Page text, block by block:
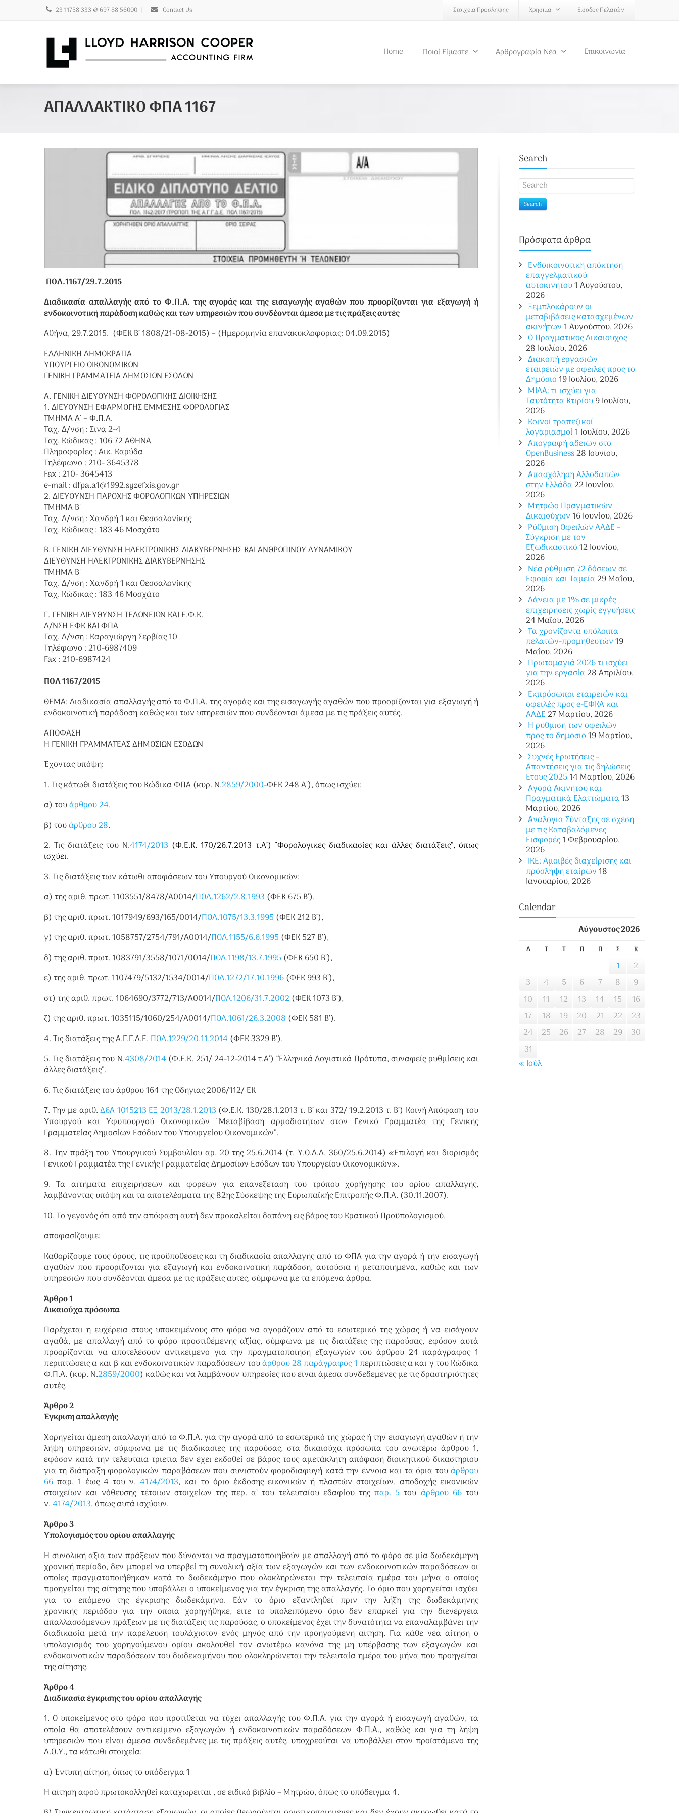
23 11758 333 & 697 88 56000 | Contact Us Στοιχεια Προσληψης Χρήσιμα Εισοδος Πελατών
Home Ποιοί Είμαστε Αρθρογραφία Νέα Επικοινωνία
ΑΠΑΛΛΑΚΤΙΚΟ ΦΠΑ 1167
ΠΟΛ.1167/29.7.2015
Διαδικασία απαλλαγής από το Φ.Π.Α. της αγοράς και της εισαγωγής αγαθών που προορίζονται για εξαγωγή ή
ενδοκοινοτική παράδοση καθώς και των υπηρεσιών που συνδέονται άμεσα με τις πράξεις αυτές
Αθήνα, 29.7.2015. (ΦΕΚ Β’ 1808/21-08-2015) – (Ημερομηνία επανακυκλοφορίας: 04.09.2015)
ΕΛΛΗΝΙΚΗ ΔΗΜΟΚΡΑΤΙΑ
ΥΠΟΥΡΓΕΙΟ ΟΙΚΟΝΟΜΙΚΩΝ
ΓΕΝΙΚΗ ΓΡΑΜΜΑΤΕΙΑ ΔΗΜΟΣΙΩΝ ΕΣΟΔΩΝ
Α. ΓΕΝΙΚΗ ΔΙΕΥΘΥΝΣΗ ΦΟΡΟΛΟΓΙΚΗΣ ΔΙΟΙΚΗΣΗΣ
1. ΔΙΕΥΘΥΝΣΗ ΕΦΑΡΜΟΓΗΣ ΕΜΜΕΣΗΣ ΦΟΡΟΛΟΓΙΑΣ
ΤΜΗΜΑ Α΄ – Φ.Π.Α.
Ταχ. Δ/νση : Σίνα 2-4
Ταχ. Κώδικας : 106 72 ΑΘΗΝΑ
Πληροφορίες : Αικ. Καρύδα
Τηλέφωνο : 210- 3645378
Fax : 210- 3645413
e-mail : dfpa.a1@1992.syzefxis.gov.gr
2. ΔΙΕΥΘΥΝΣΗ ΠΑΡΟΧΗΣ ΦΟΡΟΛΟΓΙΚΩΝ ΥΠΗΡΕΣΙΩΝ
ΤΜΗΜΑ Β΄
Ταχ. Δ/νση : Χανδρή 1 και Θεσσαλονίκης
Ταχ. Κώδικας : 183 46 Μοσχάτο
Β. ΓΕΝΙΚΗ ΔΙΕΥΘΥΝΣΗ ΗΛΕΚΤΡΟΝΙΚΗΣ ΔΙΑΚΥΒΕΡΝΗΣΗΣ ΚΑΙ ΑΝΘΡΩΠΙΝΟΥ ΔΥΝΑΜΙΚΟΥ
ΔΙΕΥΘΥΝΣΗ ΗΛΕΚΤΡΟΝΙΚΗΣ ΔΙΑΚΥΒΕΡΝΗΣΗΣ
ΤΜΗΜΑ Β΄
Ταχ. Δ/νση : Χανδρή 1 και Θεσσαλονίκης
Ταχ. Κώδικας : 183 46 Μοσχάτο
Γ. ΓΕΝΙΚΗ ΔΙΕΥΘΥΝΣΗ ΤΕΛΩΝΕΙΩΝ ΚΑΙ Ε.Φ.Κ.
Δ/ΝΣΗ ΕΦΚ ΚΑΙ ΦΠΑ
Ταχ. Δ/νση : Καραγιώργη Σερβίας 10
Τηλέφωνο : 210-6987409
Fax : 210-6987424
ΠΟΛ 1167/2015
ΘΕΜΑ: Διαδικασία απαλλαγής από το Φ.Π.Α. της αγοράς και της εισαγωγής αγαθών που προορίζονται για εξαγωγή ή
ενδοκοινοτική παράδοση καθώς και των υπηρεσιών που συνδέονται άμεσα με τις πράξεις αυτές.
ΑΠΟΦΑΣΗ
Η ΓΕΝΙΚΗ ΓΡΑΜΜΑΤΕΑΣ ΔΗΜΟΣΙΩΝ ΕΣΟΔΩΝ
Έχοντας υπόψη:
1. Τις κάτωθι διατάξεις του Κώδικα ΦΠΑ (κυρ. Ν.2859/2000-ΦΕΚ 248 Α’), όπως ισχύει:
α) τουάρθρου 24,
β) τουάρθρου 28.
2. Τις διατάξεις του Ν.4174/2013 (Φ.Ε.Κ. 170/26.7.2013 τ.Α’) “Φορολογικές διαδικασίες και άλλες διατάξεις”, όπως
ισχύει.
3. Τις διατάξεις των κάτωθι αποφάσεων του Υπουργού Οικονομικών:
α) της αριθ. πρωτ. 1103551/8478/Α0014/ΠΟΛ.1262/2.8.1993 (ΦΕΚ 675 Β’),
β) της αριθ. πρωτ. 1017949/693/165/0014/ΠΟΛ.1075/13.3.1995(ΦΕΚ 212 Β’),
γ) της αριθ. πρωτ. 1058757/2754/791/Α0014/ΠΟΛ.1155/6.6.1995(ΦΕΚ 527 Β’),
δ) της αριθ. πρωτ. 1083791/3558/1071/0014/ΠΟΛ.1198/13.7.1995(ΦΕΚ 650 Β’),
ε) της αριθ. πρωτ. 1107479/5132/1534/0014/ΠΟΛ.1272/17.10.1996(ΦΕΚ 993 Β’),
στ) της αριθ. πρωτ. 1064690/3772/713/Α0014/ΠΟΛ.1206/31.7.2002(ΦΕΚ 1073 Β’),
ζ) της αριθ. πρωτ. 1035115/1060/254/Α0014/ΠΟΛ.1061/26.3.2008 (ΦΕΚ 581 Β’).
4. Τις διατάξεις της Α.Γ.Γ.Δ.Ε. ΠΟΛ.1229/20.11.2014 (ΦΕΚ 3329 Β’).
5. Τις διατάξεις του Ν.4308/2014 (Φ.Ε.Κ. 251/ 24-12-2014 τ.Α’) “Ελληνικά Λογιστικά Πρότυπα, συναφείς ρυθμίσεις και
άλλες διατάξεις”.
6. Τις διατάξεις του άρθρου 164 της Οδηγίας 2006/112/ ΕΚ
7. Την με αριθ.Δ6Α 1015213 ΕΞ 2013/28.1.2013 (Φ.Ε.Κ. 130/28.1.2013 τ. Β’ και 372/ 19.2.2013 τ. Β’) Κοινή Απόφαση του
Υπουργού και Υφυπουργού Οικονομικών “Μεταβίβαση αρμοδιοτήτων στον Γενικό Γραμματέα της Γενικής
Γραμματείας Δημοσίων Εσόδων του Υπουργείου Οικονομικών”.
8. Την πράξη του Υπουργικού Συμβουλίου αρ. 20 της 25.6.2014 (τ. Υ.Ο.Δ.Δ. 360/25.6.2014) «Επιλογή και διορισμός
Γενικού Γραμματέα της Γενικής Γραμματείας Δημοσίων Εσόδων του Υπουργείου Οικονομικών».
9. Τα αιτήματα επιχειρήσεων και φορέων για επανεξέταση του τρόπου χορήγησης του ορίου απαλλαγής,
λαμβάνοντας υπόψη και τα αποτελέσματα της 82ης Σύσκεψης της Ευρωπαϊκής Επιτροπής Φ.Π.Α. (30.11.2007).
10. Το γεγονός ότι από την απόφαση αυτή δεν προκαλείται δαπάνη εις βάρος του Κρατικού Προϋπολογισμού,
αποφασίζουμε:
Καθορίζουμε τους όρους, τις προϋποθέσεις και τη διαδικασία απαλλαγής από το ΦΠΑ για την αγορά ή την εισαγωγή
αγαθών που προορίζονται για εξαγωγή και ενδοκοινοτική παράδοση, αυτούσια ή μεταποιημένα, καθώς και των
υπηρεσιών που συνδέονται άμεσα με τις πράξεις αυτές, σύμφωνα με τα επόμενα άρθρα.
Άρθρο 1
Δικαιούχα πρόσωπα
Παρέχεται η ευχέρεια στους υποκειμένους στο φόρο να αγοράζουν από το εσωτερικό της χώρας ή να εισάγουν
αγαθά, με απαλλαγή από το φόρο προστιθέμενης αξίας, σύμφωνα με τις διατάξεις της παρούσας, εφόσον αυτά
προορίζονται να αποτελέσουν αντικείμενο για την πραγματοποίηση εξαγωγών του άρθρου 24 παράγραφος 1
περιπτώσεις α και β και ενδοκοινοτικών παραδόσεων τουάρθρου 28 παράγραφος 1 περιπτώσεις α και γ του Κώδικα
Φ.Π.Α. (κυρ. Ν.2859/2000) καθώς και να λαμβάνουν υπηρεσίες που είναι άμεσα συνδεδεμένες με τις δραστηριότητες
αυτές.
Άρθρο 2
Έγκριση απαλλαγής
Χορηγείται άμεση απαλλαγή από το Φ.Π.Α. για την αγορά από το εσωτερικό της χώρας ή την εισαγωγή αγαθών ή την
λήψη υπηρεσιών, σύμφωνα με τις διαδικασίες της παρούσας, στα δικαιούχα πρόσωπα του ανωτέρω άρθρου 1,
εφόσον κατά την τελευταία τριετία δεν έχει εκδοθεί σε βάρος τους αμετάκλητη απόφαση διοικητικού δικαστηρίου
για τη διάπραξη φορολογικών παραβάσεων που συνιστούν φοροδιαφυγή κατά την έννοια και τα όρια τουάρθρου
66 παρ. 1 έως 4 του ν.4174/2013, και το όριο έκδοσης εικονικών ή πλαστών στοιχείων, αποδοχής εικονικών
στοιχείων και νόθευσης τέτοιων στοιχείων της περ. α’ του τελευταίου εδαφίου τηςπαρ. 5 του άρθρου 66του
ν.4174/2013, όπως αυτά ισχύουν.
Άρθρο 3
Υπολογισμός του ορίου απαλλαγής
Η συνολική αξία των πράξεων που δύνανται να πραγματοποιηθούν με απαλλαγή από το φόρο σε μία δωδεκάμηνη
χρονική περίοδο, δεν μπορεί να υπερβεί τη συνολική αξία των εξαγωγών και των ενδοκοινοτικών παραδόσεων οι
οποίες πραγματοποιήθηκαν κατά το δωδεκάμηνο που ολοκληρώνεται την τελευταία ημέρα του μήνα ο οποίος
προηγείται της αίτησης που υποβάλλει ο υποκείμενος για την έγκριση της απαλλαγής. Το όριο που χορηγείται ισχύει
για το επόμενο της έγκρισης δωδεκάμηνο. Εάν το όριο εξαντληθεί πριν την λήξη της δωδεκάμηνης
χρονικής περιόδου για την οποία χορηγήθηκε, είτε το υπολειπόμενο όριο δεν επαρκεί για την διενέργεια
απαλλασσόμενων πράξεων με τις διατάξεις τις παρούσας, ουποκείμενος έχει την δυνατότητα να επαναλαμβάνειτην
διαδικασία μετά την παρέλευση τουλάχιστον ενός μηνός από την προηγούμενη αίτηση. Για κάθε νέα αίτηση ο
υπολογισμός του χορηγούμενου ορίου ακολουθεί τον ανωτέρω κανόνα της μη υπέρβασης των εξαγωγών και
ενδοκοινοτικών παραδόσεων του δωδεκαμήνου που ολοκληρώνεται την τελευταία ημέρα του μήνα που προηγείται
της αίτησης.
Άρθρο 4
Διαδικασία έγκρισης του ορίου απαλλαγής
1. Ο υποκείμενος στο φόρο που προτίθεται να τύχει απαλλαγής του Φ.Π.Α. για την αγορά ή εισαγωγή αγαθών, τα
οποία θα αποτελέσουν αντικείμενο εξαγωγών ή ενδοκοινοτικών παραδόσεων Φ.Π.Α., καθώς και για τη λήψη
υπηρεσιών που είναι άμεσα συνδεδεμένες με τις πράξεις αυτές, υποχρεούται να υποβάλλει στον προϊστάμενο της
Δ.Ο.Υ., τα κάτωθι στοιχεία:
α) Έντυπη αίτηση, όπως το υπόδειγμα 1
Η αίτηση αφού πρωτοκολληθεί καταχωρείται , σε ειδικό βιβλίο – Μητρώο, όπως το υπόδειγμα 4.
Search
Search
Πρόσφατα άρθρα
Ενδοικοινοτική απόκτηση
επαγγελματικού
αυτοκινήτου1 Αυγούστου,
2026
Ξεμπλοκάρουν οι
μεταβιβάσεις κατασχεμένων
ακινήτων1 Αυγούστου, 2026
O Πραγματικος Δικαιουχος
28 Ιουλίου, 2026
Διακοπή εργασιών
εταιρειών με οφειλές προς το
Δημόσιο19 Ιουλίου, 2026
ΜΙΔΑ: τι ισχύει για
Ταυτότητα Κτιρίου9 Ιουλίου,
2026
Κοινοί τραπεζικοί
λογαριασμοί1 Ιουλίου, 2026
Απογραφή αδειων στο
OpenBusiness28 Ιουνίου,
2026
Απασχόληση Αλλοδαπών
στην Ελλάδα22 Ιουνίου,
2026
Μητρώο Πραγματικών
Δικαιούχων16 Ιουνίου, 2026
Ρύθμιση Οφειλών ΑΑΔΕ –
Σύγκριση με τον
Εξωδικαστικό12 Ιουνίου,
2026
Νέα ρύθμιση 72 δόσεων σε
Eφορία και Ταμεία29 Μαΐου,
2026
Δάνεια με 1% σε μικρές
επιχειρήσεις χωρίς εγγυήσεις
24 Μαΐου, 2026
Τα χρονίζοντα υπόλοιπα
πελατών-προμηθευτών19
Μαΐου, 2026
Πρωτομαγιά 2026 τι ισχύει
για την εργασία28 Απριλίου,
2026
Εκπρόσωποι εταιρειών και
οφειλές προς e-ΕΦΚΑ και
ΑΑΔΕ27 Μαρτίου, 2026
Η ρυθμιση των οφειλών
προς το δημοσιο19 Μαρτίου,
2026
Συχνές Ερωτήσεις –
Απαντήσεις για τις δηλώσεις
Ετους 202514 Μαρτίου, 2026
Αγορά Ακινήτου και
Πραγματικά Ελαττώματα13
Μαρτίου, 2026
Αναλογία Σύνταξης σε σχέση
με τις Καταβαλόμενες
Εισφορές1 Φεβρουαρίου,
2026
ΙΚΕ: Αμοιβές διαχείρισης και
πρόσληψη εταίρων18
Ιανουαρίου, 2026
Calendar
Αύγουστος 2026
Δ Τ Τ Π Π Σ Κ
1
2
3
4 5 6 7 8
9
10
11 12 13 14 15
16
17
18 19 20 21 22
23
24
25 26 27 28 29
30
31
« Ιούλ